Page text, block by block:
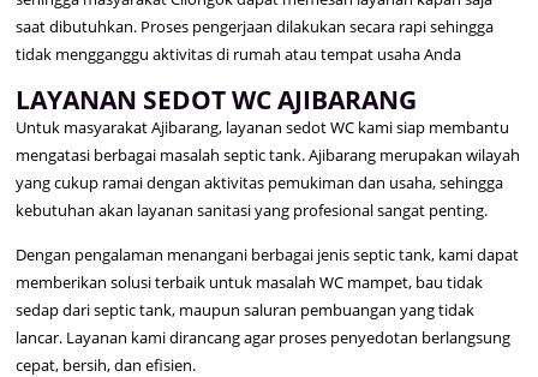
saat dibutuhkan. Proses pengerjaan dilakukan secara rapi sehingga
tidak mengganggu aktivitas di rumah atau tempat usaha Anda
LAYANAN SEDOT WC AJIBARANG
Untuk masyarakat Ajibarang, layanan sedot WC kami siap membantu
mengatasi berbagai masalah septic tank. Ajibarang merupakan wilayah
yang cukup ramai dengan aktivitas pemukiman dan usaha, sehingga
kebutuhan akan layanan sanitasi yang profesional sangat penting.
Dengan pengalaman menangani berbagai jenis septic tank, kami dapat
memberikan solusi terbaik untuk masalah WC mampet, bau tidak
sedap dari septic tank, maupun saluran pembuangan yang tidak
lancar. Layanan kami dirancang agar proses penyedotan berlangsung
cepat, bersih, dan efisien.